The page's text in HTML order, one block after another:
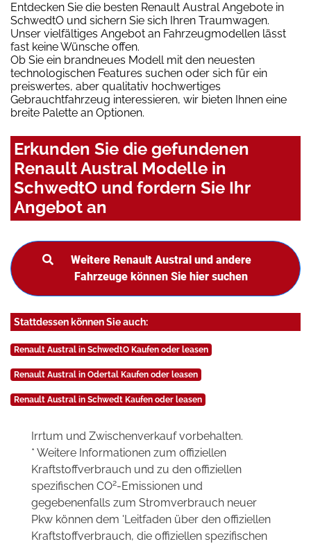
Entdecken Sie die besten Renault Austral Angebote in
SchwedtO und sichern Sie sich Ihren Traumwagen.
Unser vielfältiges Angebot an Fahrzeugmodellen lässt
fast keine Wünsche offen.
Ob Sie ein brandneues Modell mit den neuesten
technologischen Features suchen oder sich für ein
preiswertes, aber qualitativ hochwertiges
Gebrauchtfahrzeug interessieren, wir bieten Ihnen eine
breite Palette an Optionen.
Erkunden Sie die gefundenen
Renault Austral Modelle in
SchwedtO und fordern Sie Ihr
Angebot an
Weitere Renault Austral und andere
Fahrzeuge können Sie hier suchen
Stattdessen können Sie auch:
Renault Austral in SchwedtO Kaufen oder leasen
Renault Austral in Odertal Kaufen oder leasen
Renault Austral in Schwedt Kaufen oder leasen
Irrtum und Zwischenverkauf vorbehalten.
* Weitere Informationen zum offiziellen
Kraftstoffverbrauch und zu den offiziellen
spezifischen CO2-Emissionen und
gegebenenfalls zum Stromverbrauch neuer
Pkw können dem 'Leitfaden über den offiziellen
Kraftstoffverbrauch, die offiziellen spezifischen